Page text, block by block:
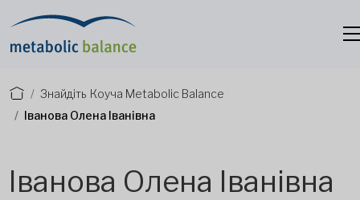
Знайдіть Коуча Metabolic Balance
Іванова Олена Іванівна
Іванова Олена Іванівна